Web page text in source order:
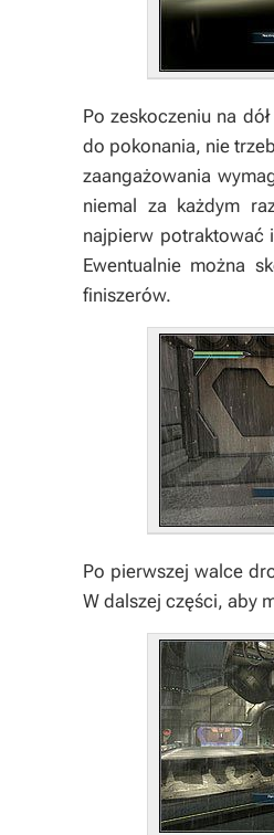
Po zeskoczeniu na
do pokonania, nie
zaangażowania
niemal za każdym
najpierw potraktować
Ewentualnie można
finiszerów.
Po pierwszej walce
W dalszej części, aby